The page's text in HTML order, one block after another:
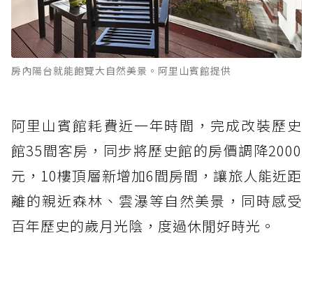
房內陽台就能飽覽大自然美景。阿里山賓館提供
阿里山賓館耗費近一年時間，完成改裝歷史
館35間客房，同步將歷史館的房價調降2000
元，10樓頂層新增加6間房間，讓旅人能近距
離的親近森林、雲瀑等自然美景，同時感受
百年歷史的歲月光陰，度過休閒好時光。